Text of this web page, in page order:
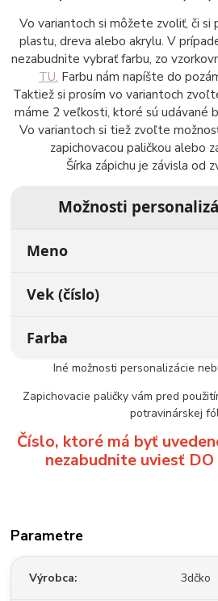
Vo variantoch si môžete zvoliť, či si
plastu, dreva alebo akrylu. V
nezabudnite vybrať farbu, zo
TU. Farbu nám napíšte do
Taktiež si prosím vo variantoch
máme 2 veľkosti, ktoré sú udávané
Vo variantoch si tiež zvoľte
zapichovacou paličkou alebo
Šírka zápichu je závisla od
Možnosti
Meno
Vek (číslo)
Farba
Iné možnosti personalizácie
Zapichovacie paličky vám pred
potravinárskej
Číslo, ktoré má byť
nezabudnite uviesť
Parametre
Výrobca 3dčko